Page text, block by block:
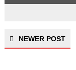
NEWER POST